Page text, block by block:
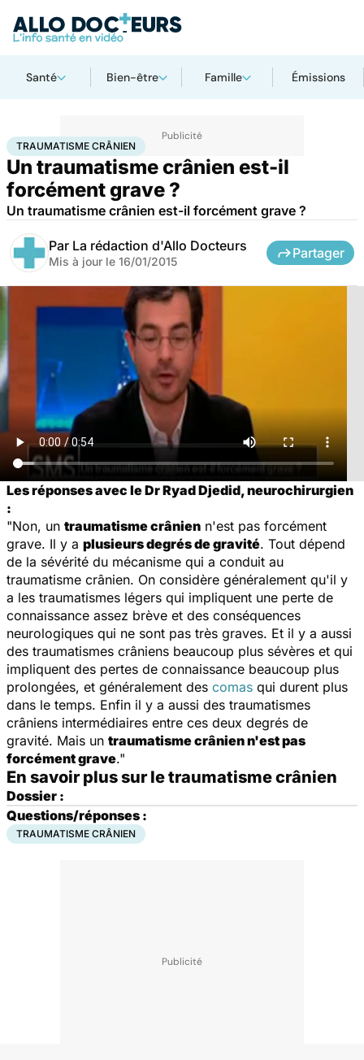
Santé Bien-être Famille Émissions
AccueilSantéTraumatisme crânien
TRAUMATISME CRÂNIEN
Un traumatisme crânien est-il
forcément grave ?
Un traumatisme crânien est-il forcément grave ?
Par La rédaction d'Allo Docteurs
Mis à jour le 16/01/2015
Partager
Les réponses avec le Dr Ryad Djedid, neurochirurgien
:
"Non, un traumatisme crânien n'est pas forcément
grave. Il y a plusieurs degrés de gravité. Tout dépend
de la sévérité du mécanisme qui a conduit au
traumatisme crânien. On considère généralement qu'il y
a les traumatismes légers qui impliquent une perte de
connaissance assez brève et des conséquences
neurologiques qui ne sont pas très graves. Et il y a aussi
des traumatismes crâniens beaucoup plus sévères et qui
impliquent des pertes de connaissance beaucoup plus
prolongées, et généralement des comas qui durent plus
dans le temps. Enfin il y a aussi des traumatismes
crâniens intermédiaires entre ces deux degrés de
gravité. Mais un traumatisme crânien n'est pas
forcément grave."
En savoir plus sur le traumatisme crânien
Dossier :
Questions/réponses :
TRAUMATISME CRÂNIEN